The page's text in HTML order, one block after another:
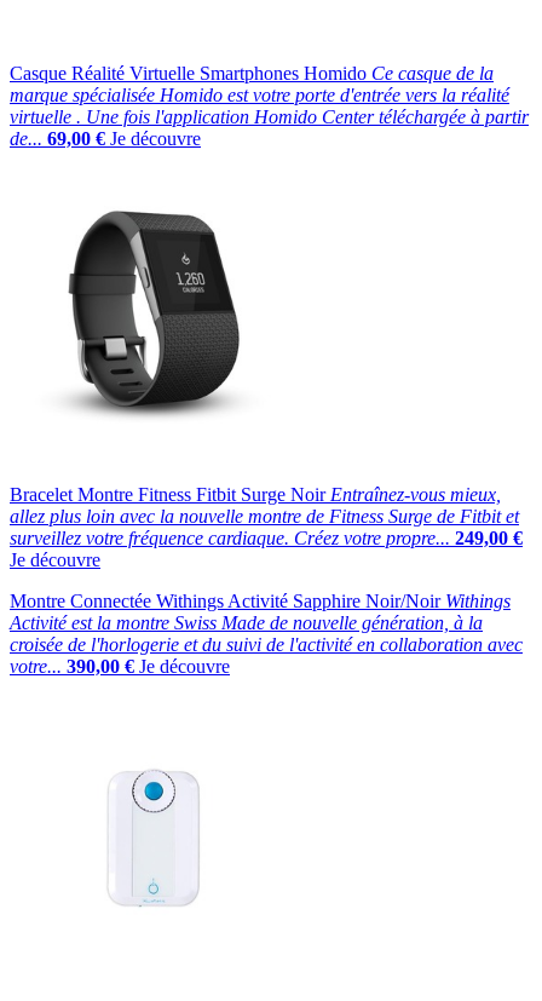
Casque Réalité Virtuelle Smartphones Homido Ce casque de la
marque spécialisée Homido est votre porte d'entrée vers la réalité
virtuelle . Une fois l'application Homido Center téléchargée à partir
de... 69,00 € Je découvre
Bracelet Montre Fitness Fitbit Surge Noir Entraînez-vous mieux,
allez plus loin avec la nouvelle montre de Fitness Surge de Fitbit et
surveillez votre fréquence cardiaque. Créez votre propre... 249,00 €
Je découvre
Montre Connectée Withings Activité Sapphire Noir/Noir Withings
Activité est la montre Swiss Made de nouvelle génération, à la
croisée de l'horlogerie et du suivi de l'activité en collaboration avec
votre... 390,00 € Je découvre